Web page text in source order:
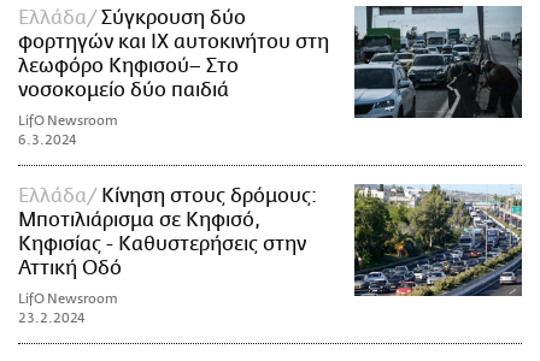
Ελλάδα
Σύγκρουση δύο
φορτηγών και ΙΧ αυτοκινήτου στη
λεωφόρο Κηφισού– Στο
νοσοκομείο δύο παιδιά
LifO Newsroom
6.3.2024
Ελλάδα
Κίνηση στους δρόμους:
Μποτιλιάρισμα σε Κηφισό,
Κηφισίας - Καθυστερήσεις στην
Αττική Οδό
LifO Newsroom
23.2.2024